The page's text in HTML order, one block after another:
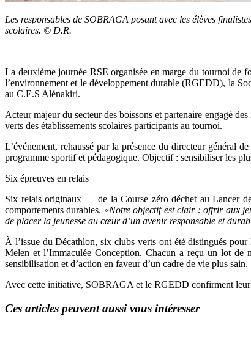
Les responsables de SOBRAGA posant avec les élèves
scolaires. © D.R.
La deuxième journée RSE organisée en marge du tournoi de
l’environnement et le développement durable (RGEDD), la
au C.E.S Alénakiri.
Acteur majeur du secteur des boissons et partenaire engagé
verts des établissements scolaires participants au tournoi.
L’événement, rehaussé par la présence du directeur général
programme sportif et pédagogique. Objectif : sensibiliser les
Six épreuves en relais
Six relais originaux — de la Course zéro déchet au Lancer
comportements durables. «Notre objectif est clair : offrir aux
de placer la jeunesse au cœur d’un avenir responsable et
À l’issue du Décathlon, six clubs verts ont été distingués
Melen et l’Immaculée Conception. Chacun a reçu un lot de
sensibilisation et d’action en faveur d’un cadre de vie plus sain.
Avec cette initiative, SOBRAGA et le RGEDD confirment leur
Ces articles peuvent aussi vous intéresser